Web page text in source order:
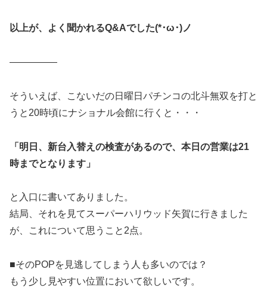
以上が、よく聞かれるQ&Aでした(*･ω･)ノ
—————
そういえば、こないだの日曜日パチンコの北斗無双を打と
うと20時頃にナショナル会館に行くと・・・
「明日、新台入替えの検査があるので、本日の営業は21
時までとなります」
と入口に書いてありました。
結局、それを見てスーパーハリウッド矢賀に行きました
が、これについて思うこと2点。
■そのPOPを見逃してしまう人も多いのでは？
もう少し見やすい位置において欲しいです。